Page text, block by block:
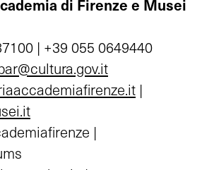
di Firenze e Musei
| +39 055 0649440
|
|